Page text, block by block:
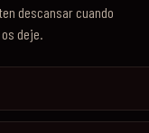
descansar cuando
deje.